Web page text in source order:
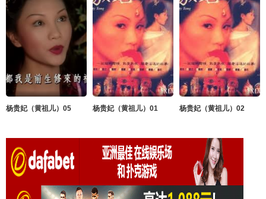
杨贵妃（黄祖儿）05 杨贵妃（黄祖儿）01 杨贵妃（黄祖儿）02